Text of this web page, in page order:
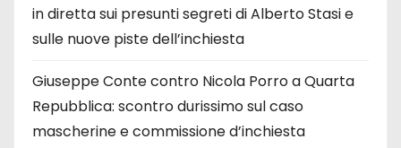
in diretta sui presunti segreti di Alberto Stasi e
sulle nuove piste dell’inchiesta
Giuseppe Conte contro Nicola Porro a Quarta
Repubblica: scontro durissimo sul caso
mascherine e commissione d’inchiesta